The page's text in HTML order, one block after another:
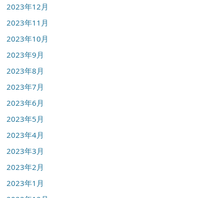
2023年12月
2023年11月
2023年10月
2023年9月
2023年8月
2023年7月
2023年6月
2023年5月
2023年4月
2023年3月
2023年2月
2023年1月